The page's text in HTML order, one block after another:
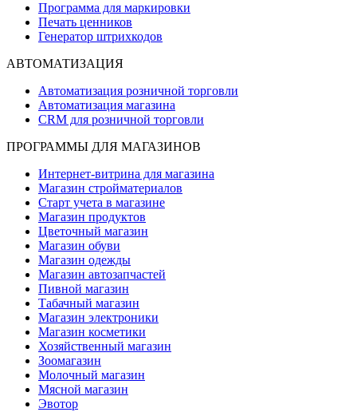
Программа для маркировки
Печать ценников
Генератор штрихкодов
АВТОМАТИЗАЦИЯ
Автоматизация розничной торговли
Автоматизация магазина
CRM для розничной торговли
ПРОГРАММЫ ДЛЯ МАГАЗИНОВ
Интернет-витрина для магазина
Магазин стройматериалов
Старт учета в магазине
Магазин продуктов
Цветочный магазин
Магазин обуви
Магазин одежды
Магазин автозапчастей
Пивной магазин
Табачный магазин
Магазин электроники
Магазин косметики
Хозяйственный магазин
Зоомагазин
Молочный магазин
Мясной магазин
Эвотор